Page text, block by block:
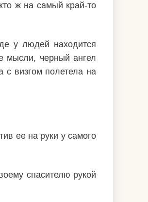
ж на самый край-то
у людей находится
мысли, черный ангел
с визгом полетела на
ее на руки у самого
спасителю рукой